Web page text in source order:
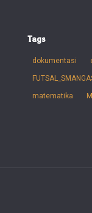
Tags
dokumentasi
matematika